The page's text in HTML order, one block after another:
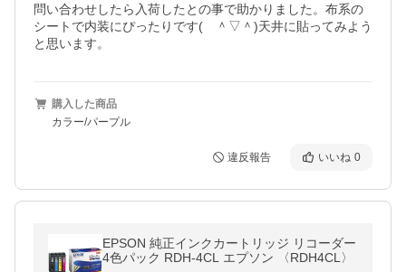
問い合わせしたら入荷したとの事で助かりました。布系の
シートで内装にぴったりです(　＾▽＾)天井に貼ってみよう
と思います。
購入した商品
カラー/パープル
違反報告 いいね 0
EPSON 純正インクカートリッジ リコーダー
4色パック RDH-4CL エプソン 〈RDH4CL〉